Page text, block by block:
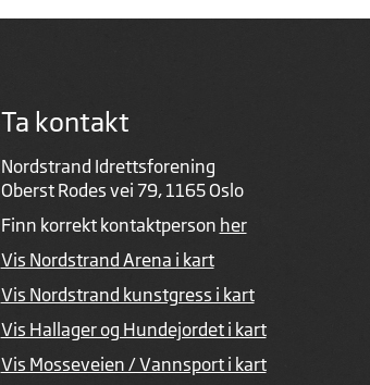
Ta kontakt
Nordstrand Idrettsforening
Oberst Rodes vei 79, 1165 Oslo
Finn korrekt kontaktperson her
Vis Nordstrand Arena i kart
Vis Nordstrand kunstgress i kart
Vis Hallager og Hundejordet i kart
Vis Mosseveien / Vannsport i kart